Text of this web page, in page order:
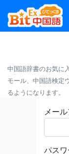
中国語辞書のお気に
モール、中国語検定
るようになります。
メー
パスワ